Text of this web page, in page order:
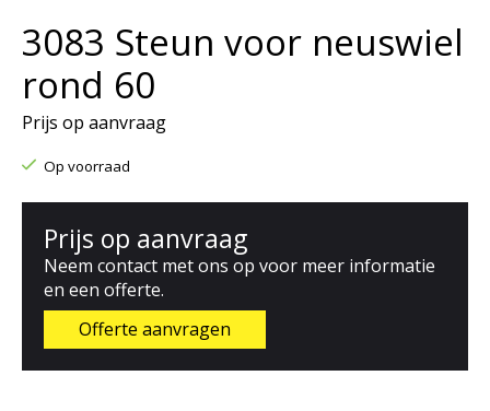
3083 Steun voor neuswiel
rond 60
Prijs op aanvraag
Op voorraad
Prijs op aanvraag
Neem contact met ons op voor meer informatie
en een offerte.
Offerte aanvragen